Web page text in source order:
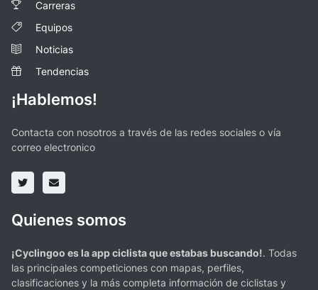
Carreras
Equipos
Noticias
Tendencias
¡Hablemos!
Contacta con nosotros a través de las redes sociales o vía
correo electronico
Quienes somos
¡Cyclingoo es la app ciclista que estabas buscando!. Todas
las principales competiciones con mapas, perfiles,
clasificaciones y la más completa información de ciclistas y